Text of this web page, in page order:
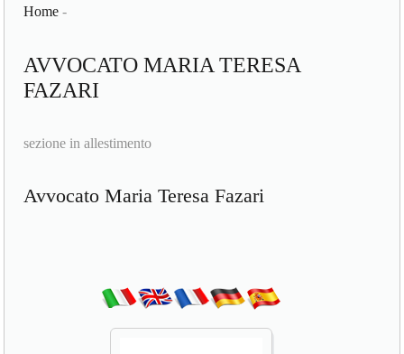
Home -
AVVOCATO MARIA TERESA
FAZARI
sezione in allestimento
Avvocato Maria Teresa Fazari